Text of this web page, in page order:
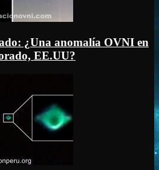
¿Una anomalía OVNI en
EE.UU?